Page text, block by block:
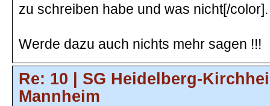
zu schreiben habe und was nicht[/color].
Werde dazu auch nichts mehr sagen !!!
Re: 10 | SG Heidelberg-
Mannheim